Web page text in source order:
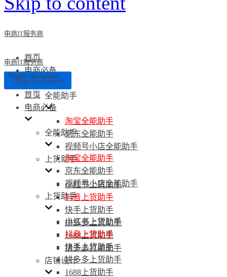
电商IT服务商
首页
电商必备
全能助手
淘宝全能助手
京东全能助手
视频号小店全能助手
上货助手
小红书上货助手
抖音上货助手
快手上货助手
拼多多上货助手
1688上货助手
拼多多打单助手
店铺设计
电商IT服务商
Toggle Navigation
Toggle Navigation
首页
电商必备
全能助手
淘宝全能助手
京东全能助手
视频号小店全能助手
上货助手
小红书上货助手
抖音上货助手
快手上货助手
拼多多上货助手
1688上货助手